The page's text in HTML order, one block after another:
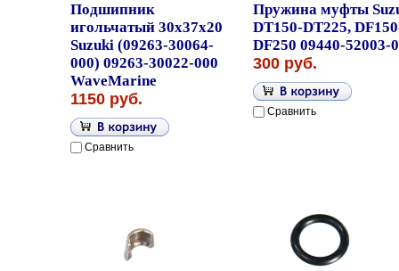
Подшипник
игольчатый 30x37x20
Suzuki (09263-30064-
000) 09263-30022-000
WaveMarine
1150 руб.
Сравнить
Пружина муфты
DT150-DT225,
DF250 09440-52003-
300 руб.
Сравнить